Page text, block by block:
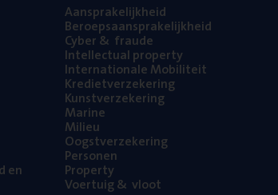
en
Aan­spra­ke­lijk­heid
Beroeps­aan­spra­ke­lijk­heid
Cyber& fraude
Intel­lec­tu­al property
Inter­na­ti­o­na­le Mobiliteit
Kre­diet­ver­ze­ke­ring
Kunst­ver­ze­ke­ring
Mari­ne
Mili­eu
Oogst­ver­ze­ke­ring
Per­so­nen
Pro­per­ty
Voer­tuig& vloot